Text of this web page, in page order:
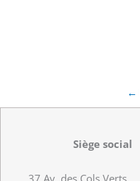
←
Siège social